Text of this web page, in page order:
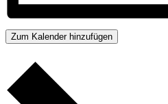
Zum Kalender hinzufügen